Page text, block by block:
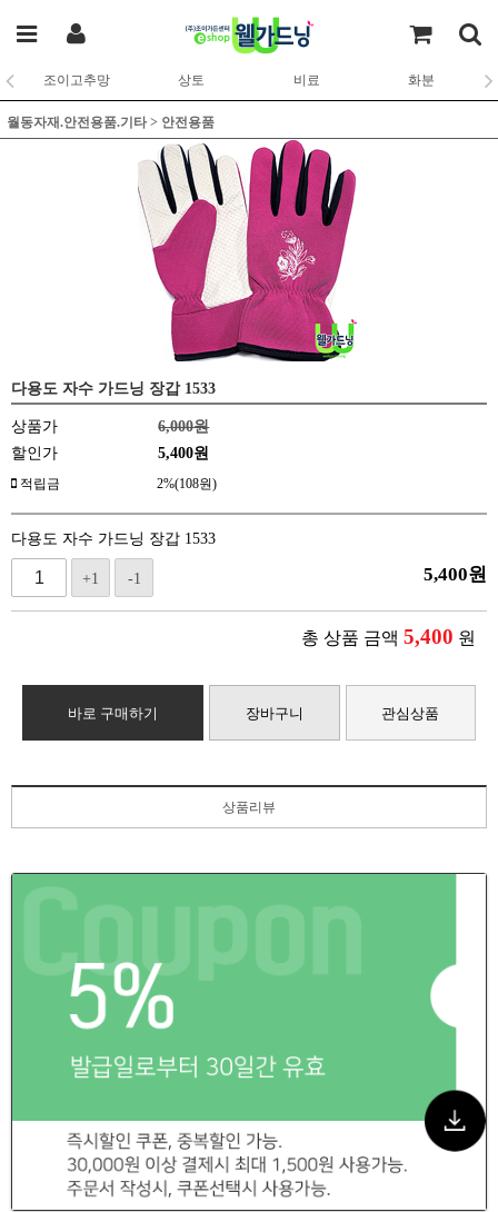
조이고추망 상토 비료 화분
월동자재.안전용품.기타> 안전용품
다용도 자수 가드닝 장갑 1533
상품가
6,000원
할인가
5,400원
적립금 2%(108원)
다용도 자수 가드닝 장갑 1533
+1 -1 5,400원
총 상품 금액 5,400 원
바로 구매하기 장바구니 관심상품
상품리뷰